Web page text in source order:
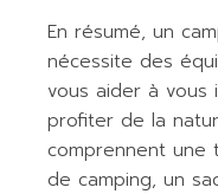
En résumé, un
nécessite des
vous aider à vous
profiter de la
comprennent une
de camping, un